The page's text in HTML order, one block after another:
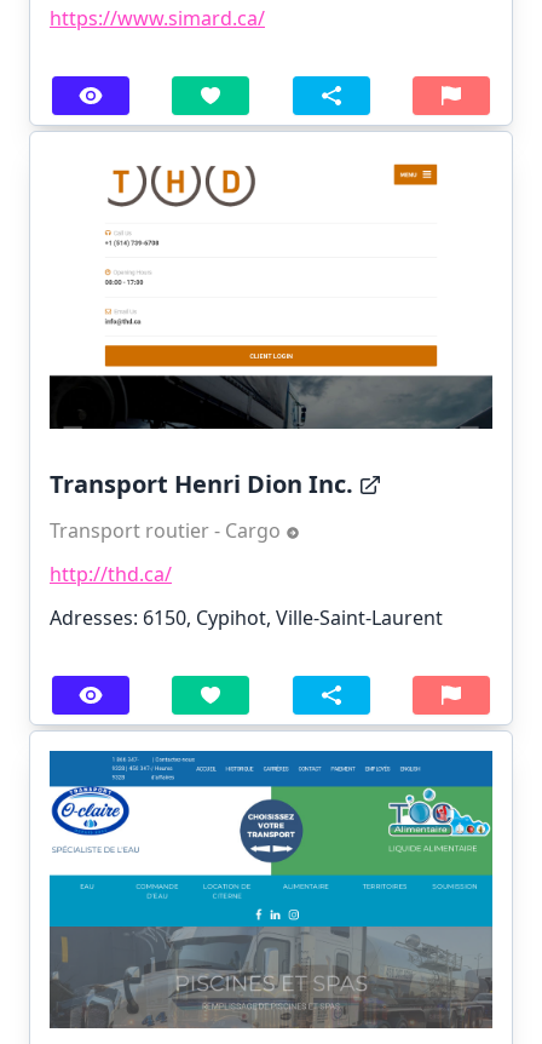
https://www.simard.ca/
Transport Henri Dion Inc.
Transport routier - Cargo
http://thd.ca/
Adresses: 6150, Cypihot, Ville-Saint-Laurent